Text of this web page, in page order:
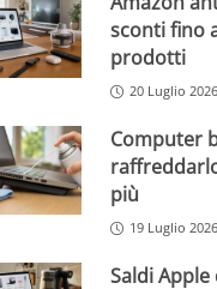
sconti fino
prodotti
20 Luglio 2026
Computer
più
19 Luglio 2026
Saldi